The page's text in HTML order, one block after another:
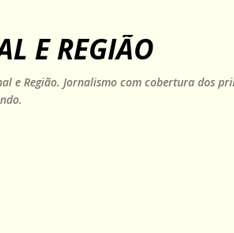
E REGIÃO
e Região. Jornalismo com cobertura dos